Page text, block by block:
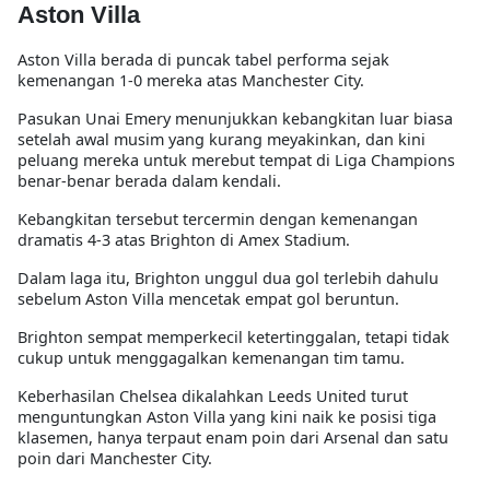
Aston Villa
Aston Villa berada di puncak tabel performa sejak
kemenangan 1-0 mereka atas Manchester City.
Pasukan Unai Emery menunjukkan kebangkitan luar biasa
setelah awal musim yang kurang meyakinkan, dan kini
peluang mereka untuk merebut tempat di Liga Champions
benar-benar berada dalam kendali.
Kebangkitan tersebut tercermin dengan kemenangan
dramatis 4-3 atas Brighton di Amex Stadium.
Dalam laga itu, Brighton unggul dua gol terlebih dahulu
sebelum Aston Villa mencetak empat gol beruntun.
Brighton sempat memperkecil ketertinggalan, tetapi tidak
cukup untuk menggagalkan kemenangan tim tamu.
Keberhasilan Chelsea dikalahkan Leeds United turut
menguntungkan Aston Villa yang kini naik ke posisi tiga
klasemen, hanya terpaut enam poin dari Arsenal dan satu
poin dari Manchester City.